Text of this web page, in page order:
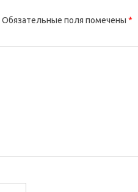
Обязательные поля помечены *